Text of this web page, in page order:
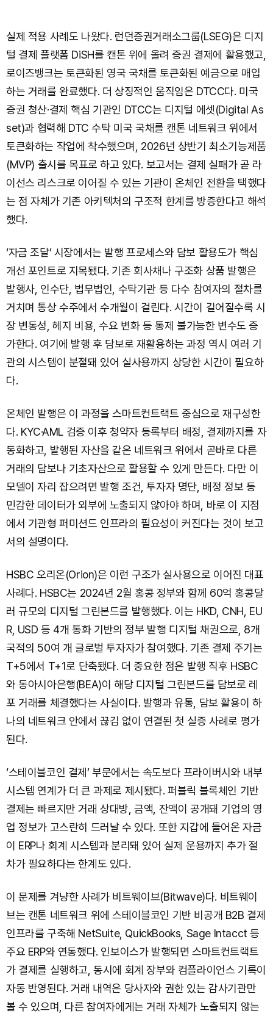
실제 적용 사례도 나왔다. 런던증권거래소그룹(LSEG)은 디지
털 결제 플랫폼 DiSH를 캔톤 위에 올려 증권 결제에 활용했고,
로이즈뱅크는 토큰화된 영국 국채를 토큰화된 예금으로 매입
하는 거래를 완료했다. 더 상징적인 움직임은 DTCC다. 미국
증권 청산·결제 핵심 기관인 DTCC는 디지털 에셋(Digital As
set)과 협력해 DTC 수탁 미국 국채를 캔톤 네트워크 위에서
토큰화하는 작업에 착수했으며, 2026년 상반기 최소기능제품
(MVP) 출시를 목표로 하고 있다. 보고서는 결제 실패가 곧 라
이선스 리스크로 이어질 수 있는 기관이 온체인 전환을 택했다
는 점 자체가 기존 아키텍처의 구조적 한계를 방증한다고 해석
했다.
‘자금 조달’ 시장에서는 발행 프로세스와 담보 활용도가 핵심
개선 포인트로 지목됐다. 기존 회사채나 구조화 상품 발행은
발행사, 인수단, 법무법인, 수탁기관 등 다수 참여자의 절차를
거치며 통상 수주에서 수개월이 걸린다. 시간이 길어질수록 시
장 변동성, 헤지 비용, 수요 변화 등 통제 불가능한 변수도 증
가한다. 여기에 발행 후 담보로 재활용하는 과정 역시 여러 기
관의 시스템이 분절돼 있어 실사용까지 상당한 시간이 필요하
다.
온체인 발행은 이 과정을 스마트컨트랙트 중심으로 재구성한
다. KYC·AML 검증 이후 청약자 등록부터 배정, 결제까지를 자
동화하고, 발행된 자산을 같은 네트워크 위에서 곧바로 다른
거래의 담보나 기초자산으로 활용할 수 있게 만든다. 다만 이
모델이 자리 잡으려면 발행 조건, 투자자 명단, 배정 정보 등
민감한 데이터가 외부에 노출되지 않아야 하며, 바로 이 지점
에서 기관형 퍼미션드 인프라의 필요성이 커진다는 것이 보고
서의 설명이다.
HSBC 오리온(Orion)은 이런 구조가 실사용으로 이어진 대표
사례다. HSBC는 2024년 2월 홍콩 정부와 함께 60억 홍콩달
러 규모의 디지털 그린본드를 발행했다. 이는 HKD, CNH, EU
R, USD 등 4개 통화 기반의 정부 발행 디지털 채권으로, 8개
국적의 50여 개 글로벌 투자자가 참여했다. 기존 결제 주기는
T+5에서 T+1로 단축됐다. 더 중요한 점은 발행 직후 HSBC
와 동아시아은행(BEA)이 해당 디지털 그린본드를 담보로 레
포 거래를 체결했다는 사실이다. 발행과 유통, 담보 활용이 하
나의 네트워크 안에서 끊김 없이 연결된 첫 실증 사례로 평가
된다.
‘스테이블코인 결제’ 부문에서는 속도보다 프라이버시와 내부
시스템 연계가 더 큰 과제로 제시됐다. 퍼블릭 블록체인 기반
결제는 빠르지만 거래 상대방, 금액, 잔액이 공개돼 기업의 영
업 정보가 고스란히 드러날 수 있다. 또한 지갑에 들어온 자금
이 ERP나 회계 시스템과 분리돼 있어 실제 운용까지 추가 절
차가 필요하다는 한계도 있다.
이 문제를 겨냥한 사례가 비트웨이브(Bitwave)다. 비트웨이
브는 캔톤 네트워크 위에 스테이블코인 기반 비공개 B2B 결제
인프라를 구축해 NetSuite, QuickBooks, Sage Intacct 등
주요 ERP와 연동했다. 인보이스가 발행되면 스마트컨트랙트
가 결제를 실행하고, 동시에 회계 장부와 컴플라이언스 기록이
자동 반영된다. 거래 내역은 당사자와 권한 있는 감사기관만
볼 수 있으며, 다른 참여자에게는 거래 자체가 노출되지 않는